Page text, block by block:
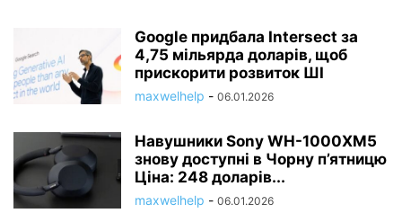
Google придбала Intersect за
4,75 мільярда доларів, щоб
прискорити розвиток ШІ
maxwelhelp - 06.01.2026
Навушники Sony WH-1000XM5
знову доступні в Чорну п’ятницю
Ціна: 248 доларів...
maxwelhelp - 06.01.2026